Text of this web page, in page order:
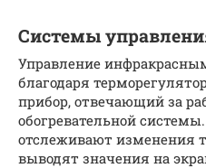
Системы
Управление
благодаря
прибор, отвечающий за
обогревательной
отслеживают изменения
выводят значения на